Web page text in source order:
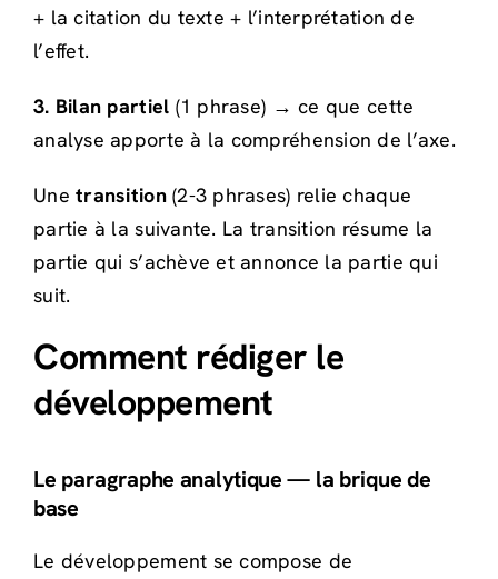
+ la citation du texte + l’interprétation de
l’effet.
3. Bilan partiel (1 phrase) → ce que cette
analyse apporte à la compréhension de l’axe.
Unetransition(2-3 phrases) relie chaque
partie à la suivante. La transition résume la
partie qui s’achève et annonce la partie qui
suit.
Comment rédiger le
développement
Le paragraphe analytique — la brique de
base
Le développement se compose de